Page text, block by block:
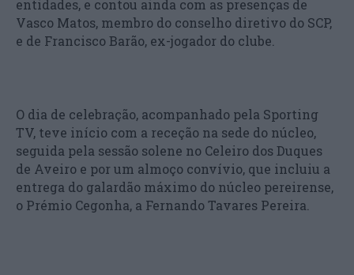
entidades, e contou ainda com as presenças de
Vasco Matos, membro do conselho diretivo do SCP,
e de Francisco Barão, ex-jogador do clube.
O dia de celebração, acompanhado pela Sporting
TV, teve início com a receção na sede do núcleo,
seguida pela sessão solene no Celeiro dos Duques
de Aveiro e por um almoço convívio, que incluiu a
entrega do galardão máximo do núcleo pereirense,
o Prémio Cegonha, a Fernando Tavares Pereira.